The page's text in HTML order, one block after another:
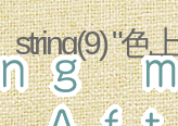
string(9) "色